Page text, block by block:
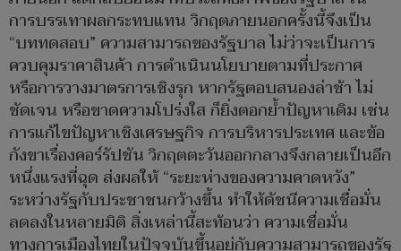
การบรรเทาผลกระทบแทน วิกฤตภายนอกครั้งนี้จึงเป็น
“บททดสอบ” ความสามารถของรัฐบาล ไม่ว่าจะเป็นการ
ควบคุมราคาสินค้า การดำเนินนโยบายตามที่ประกาศ
หรือการวางมาตรการเชิงรุก หากรัฐตอบสนองล่าช้า ไม่
ชัดเจน หรือขาดความโปร่งใส ก็ยิ่งตอกย้ำปัญหาเดิม เช่น
การแก้ไขปัญหาเชิงเศรษฐกิจ การบริหารประเทศ และข้อ
กังขาเรื่องคอร์รัปชัน วิกฤตตะวันออกกลางจึงกลายเป็นอีก
หนึ่งแรงที่ฉุด ส่งผลให้ “ระยะห่างของความคาดหวัง”
ระหว่างรัฐกับประชาชนกว้างขึ้น ทำให้ดัชนีความเชื่อมั่น
ลดลงในหลายมิติ สิ่งเหล่านี้สะท้อนว่า ความเชื่อมั่น
ทางการเมืองไทยในปัจจุบันขึ้นอยู่กับความสามารถของรัฐ